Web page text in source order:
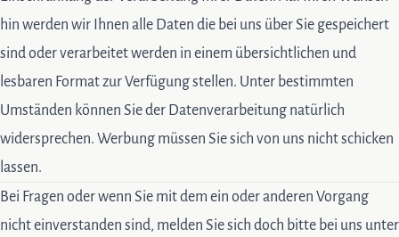
hin werden wir Ihnen alle Daten die bei uns über Sie gespeichert
sind oder verarbeitet werden in einem übersichtlichen und
lesbaren Format zur Verfügung stellen. Unter bestimmten
Umständen können Sie der Datenverarbeitung natürlich
widersprechen. Werbung müssen Sie sich von uns nicht schicken
lassen.
Bei Fragen oder wenn Sie mit dem ein oder anderen Vorgang
nicht einverstanden sind, melden Sie sich doch bitte bei uns unter